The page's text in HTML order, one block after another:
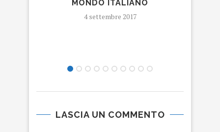
MONDO ITALIANO
4 settembre 2017
LASCIA UN COMMENTO